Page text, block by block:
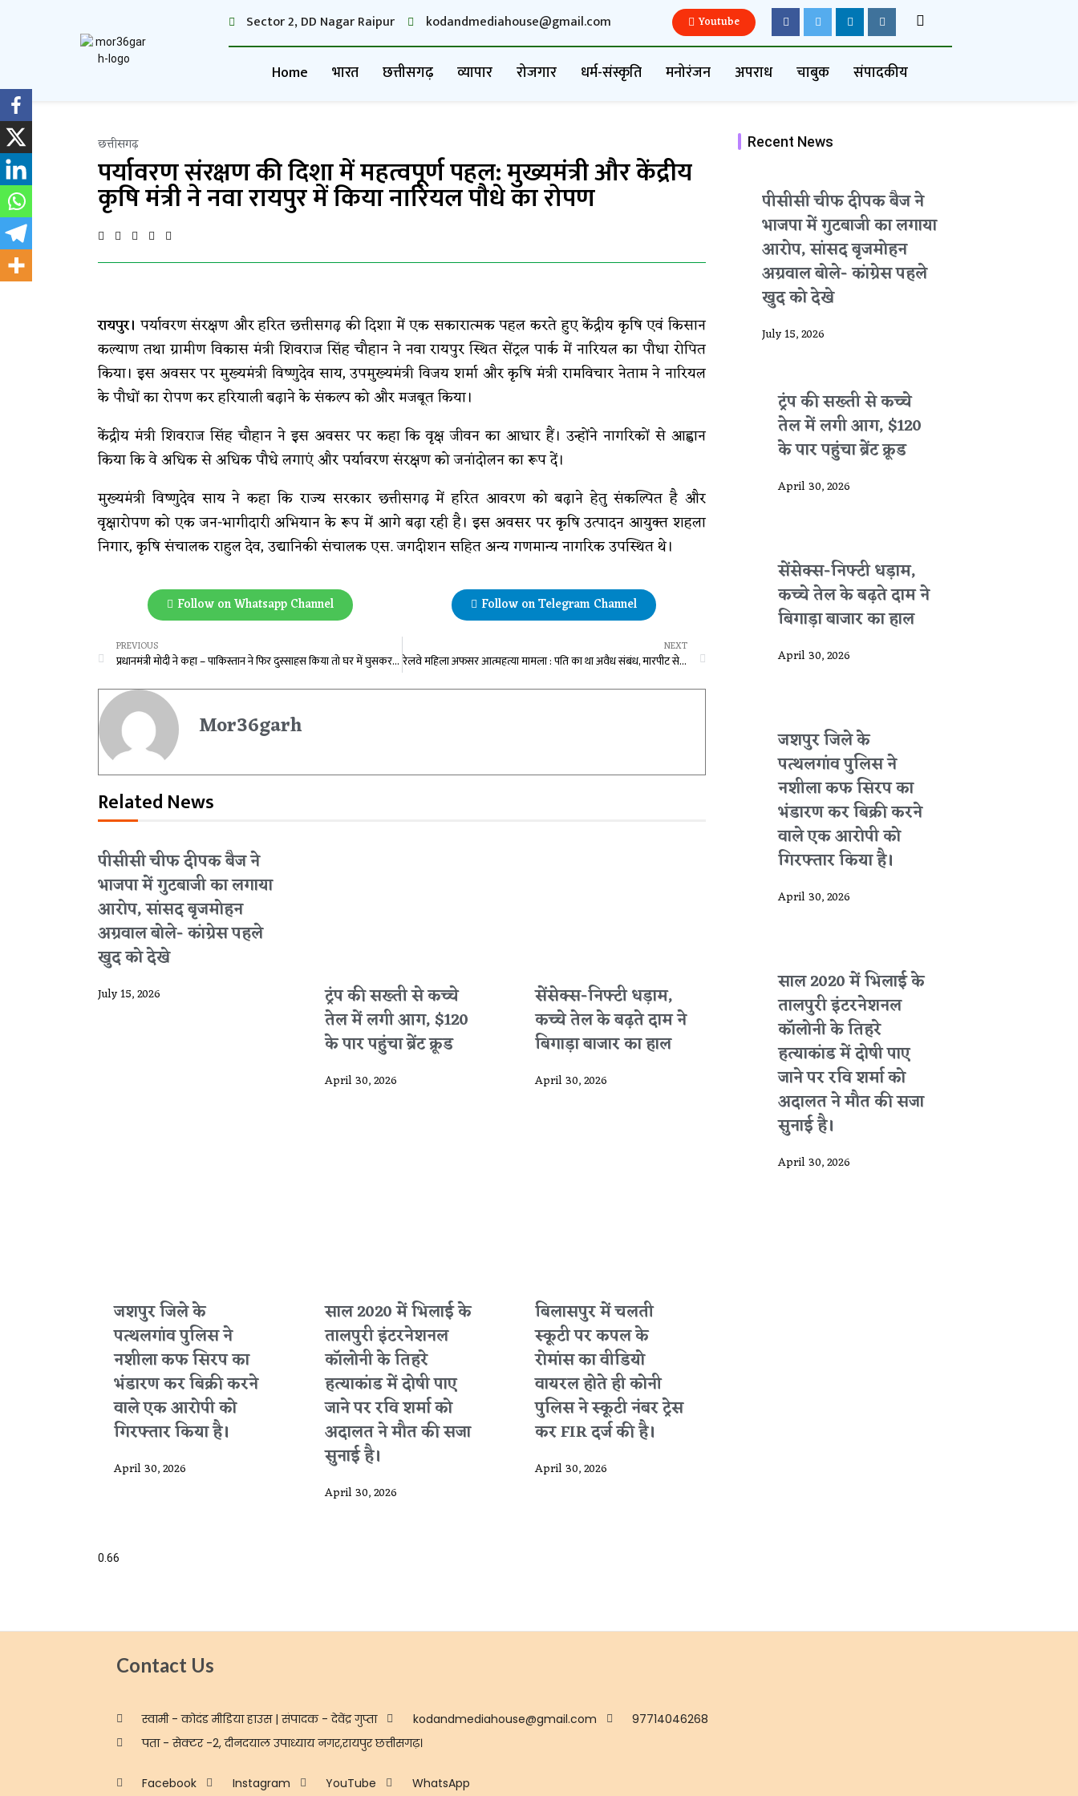
Sector 2, DD Nagar Raipur kodandmediahouse@gmail.com Youtube
Home भारत छत्तीसगढ़ व्यापार रोजगार धर्म-संस्कृति मनोरंजन अपराध चाबुक संपादकीय
छत्तीसगढ़
पर्यावरण संरक्षण की दिशा में महत्वपूर्ण पहल: मुख्यमंत्री और केंद्रीय
कृषि मंत्री ने नवा रायपुर में किया नारियल पौधे का रोपण
रायपुर। पर्यावरण संरक्षण और हरित छत्तीसगढ़ की दिशा में एक सकारात्मक पहल करते हुए केंद्रीय कृषि एवं किसान
कल्याण तथा ग्रामीण विकास मंत्री शिवराज सिंह चौहान ने नवा रायपुर स्थित सेंट्रल पार्क में नारियल का पौधा रोपित
किया। इस अवसर पर मुख्यमंत्री विष्णुदेव साय, उपमुख्यमंत्री विजय शर्मा और कृषि मंत्री रामविचार नेताम ने नारियल
के पौधों का रोपण कर हरियाली बढ़ाने के संकल्प को और मजबूत किया।
केंद्रीय मंत्री शिवराज सिंह चौहान ने इस अवसर पर कहा कि वृक्ष जीवन का आधार हैं। उन्होंने नागरिकों से आह्वान
किया कि वे अधिक से अधिक पौधे लगाएं और पर्यावरण संरक्षण को जनांदोलन का रूप दें।
मुख्यमंत्री विष्णुदेव साय ने कहा कि राज्य सरकार छत्तीसगढ़ में हरित आवरण को बढ़ाने हेतु संकल्पित है और
वृक्षारोपण को एक जन-भागीदारी अभियान के रूप में आगे बढ़ा रही है। इस अवसर पर कृषि उत्पादन आयुक्त शहला
निगार, कृषि संचालक राहुल देव, उद्यानिकी संचालक एस. जगदीशन सहित अन्य गणमान्य नागरिक उपस्थित थे।
Follow on Whatsapp Channel Follow on Telegram Channel
PREVIOUS
प्रधानमंत्री मोदी ने कहा – पाकिस्तान ने फिर दुस्साहस किया तो घर में घुसकर मारेंगे, हर देशवासी अपने सैनिकों का ऋणी
NEXT
रेलवे महिला अफसर आत्महत्या मामला : पति का था अवैध संबंध, मारपीट से परेशान होकर पत्नी ने लगाई फांसी, 10 साल पहले हुई थी लव मैरिज, आरोपी गिरफ्तार
Mor36garh
Related News
पीसीसी चीफ दीपक बैज ने
भाजपा में गुटबाजी का लगाया
आरोप, सांसद बृजमोहन
अग्रवाल बोले- कांग्रेस पहले
खुद को देखे
July 15, 2026
ट्रंप की सख्ती से कच्चे
तेल में लगी आग, $120
के पार पहुंचा ब्रेंट क्रूड
April 30, 2026
सेंसेक्स-निफ्टी धड़ाम,
कच्चे तेल के बढ़ते दाम ने
बिगाड़ा बाजार का हाल
April 30, 2026
जशपुर जिले के
पत्थलगांव पुलिस ने
नशीला कफ सिरप का
भंडारण कर बिक्री करने
वाले एक आरोपी को
गिरफ्तार किया है।
April 30, 2026
साल 2020 में भिलाई के
तालपुरी इंटरनेशनल
कॉलोनी के तिहरे
हत्याकांड में दोषी पाए
जाने पर रवि शर्मा को
अदालत ने मौत की सजा
सुनाई है।
April 30, 2026
बिलासपुर में चलती
स्कूटी पर कपल के
रोमांस का वीडियो
वायरल होते ही कोनी
पुलिस ने स्कूटी नंबर ट्रेस
कर FIR दर्ज की है।
April 30, 2026
Recent News
पीसीसी चीफ दीपक बैज ने
भाजपा में गुटबाजी का लगाया
आरोप, सांसद बृजमोहन
अग्रवाल बोले- कांग्रेस पहले
खुद को देखे
July 15, 2026
ट्रंप की सख्ती से कच्चे
तेल में लगी आग, $120
के पार पहुंचा ब्रेंट क्रूड
April 30, 2026
सेंसेक्स-निफ्टी धड़ाम,
कच्चे तेल के बढ़ते दाम ने
बिगाड़ा बाजार का हाल
April 30, 2026
जशपुर जिले के
पत्थलगांव पुलिस ने
नशीला कफ सिरप का
भंडारण कर बिक्री करने
वाले एक आरोपी को
गिरफ्तार किया है।
April 30, 2026
साल 2020 में भिलाई के
तालपुरी इंटरनेशनल
कॉलोनी के तिहरे
हत्याकांड में दोषी पाए
जाने पर रवि शर्मा को
अदालत ने मौत की सजा
सुनाई है।
April 30, 2026
Contact Us
स्वामी - कोदंड मीडिया हाउस | संपादक - देवेंद्र गुप्ता kodandmediahouse@gmail.com
97714046268
पता - सेक्टर -2, दीनदयाल उपाध्याय नगर,रायपुर छत्तीसगढ़।
Facebook Instagram YouTube WhatsApp